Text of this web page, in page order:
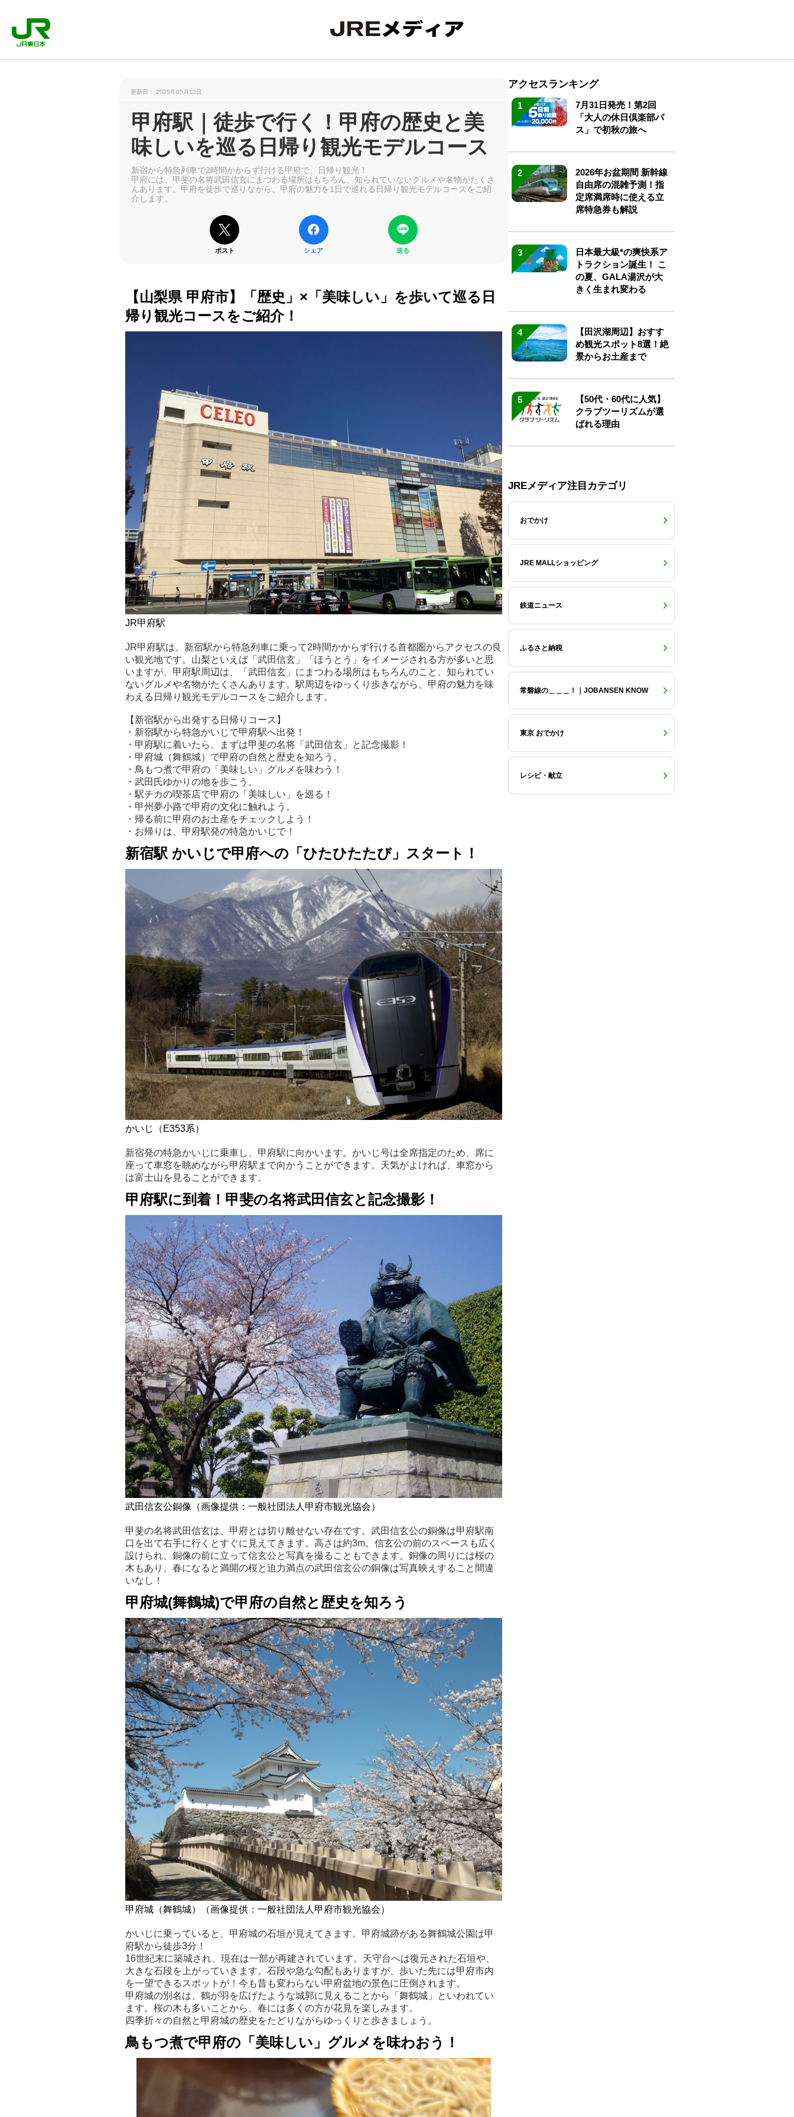
更新日： 2025年05月12日
甲府駅｜徒歩で行く！甲府の歴史と美
味しいを巡る日帰り観光モデルコース
新宿から特急列車で2時間かからず行ける甲府で、日帰り観光！
甲府には、甲斐の名将武田信玄にまつわる場所はもちろん、知られていないグルメや名物がたくさ
んあります。甲府を徒歩で巡りながら、甲府の魅力を1日で巡れる日帰り観光モデルコースをご紹
介します。
ポスト シェア 送る
【山梨県 甲府市】「歴史」×「美味しい」を歩いて巡る日
帰り観光コースをご紹介！
JR甲府駅
JR甲府駅は、新宿駅から特急列車に乗って2時間かからず行ける首都圏からアクセスの良
い観光地です。山梨といえば「武田信玄」「ほうとう」をイメージされる方が多いと思
いますが、甲府駅周辺は、「武田信玄」にまつわる場所はもちろんのこと、知られてい
ないグルメや名物がたくさんあります。駅周辺をゆっくり歩きながら、甲府の魅力を味
わえる日帰り観光モデルコースをご紹介します。
【新宿駅から出発する日帰りコース】
・新宿駅から特急かいじで甲府駅へ出発！
・甲府駅に着いたら、まずは甲斐の名将「武田信玄」と記念撮影！
・甲府城（舞鶴城）で甲府の自然と歴史を知ろう。
・鳥もつ煮で甲府の「美味しい」グルメを味わう！
・武田氏ゆかりの地を歩こう。
・駅チカの喫茶店で甲府の「美味しい」を巡る！
・甲州夢小路で甲府の文化に触れよう。
・帰る前に甲府のお土産をチェックしよう！
・お帰りは、甲府駅発の特急かいじで！
新宿駅 かいじで甲府への「ひたひたたび」スタート！
かいじ（E353系）
新宿発の特急かいじに乗車し、甲府駅に向かいます。かいじ号は全席指定のため、席に
座って車窓を眺めながら甲府駅まで向かうことができます。天気がよければ、車窓から
は富士山を見ることができます。
甲府駅に到着！甲斐の名将武田信玄と記念撮影！
武田信玄公銅像（画像提供：一般社団法人甲府市観光協会）
甲斐の名将武田信玄は、甲府とは切り離せない存在です。武田信玄公の銅像は甲府駅南
口を出て右手に行くとすぐに見えてきます。高さは約3m。信玄公の前のスペースも広く
設けられ、銅像の前に立って信玄公と写真を撮ることもできます。銅像の周りには桜の
木もあり、春になると満開の桜と迫力満点の武田信玄公の銅像は写真映えすること間違
いなし！
甲府城(舞鶴城)で甲府の自然と歴史を知ろう
甲府城（舞鶴城）（画像提供：一般社団法人甲府市観光協会）
かいじに乗っていると、甲府城の石垣が見えてきます。甲府城跡がある舞鶴城公園は甲
府駅から徒歩3分！
16世紀末に築城され、現在は一部が再建されています。天守台へは復元された石垣や、
大きな石段を上がっていきます。石段や急な勾配もありますが、歩いた先には甲府市内
を一望できるスポットが！今も昔も変わらない甲府盆地の景色に圧倒されます。
甲府城の別名は、鶴が羽を広げたような城郭に見えることから「舞鶴城」といわれてい
ます。桜の木も多いことから、春には多くの方が花見を楽しみます。
四季折々の自然と甲府城の歴史をたどりながらゆっくりと歩きましょう。
鳥もつ煮で甲府の「美味しい」グルメを味わおう！
アクセスランキング
1
7月31日発売！第2回
「大人の休日倶楽部パ
ス」で初秋の旅へ
2
2026年お盆期間 新幹線
自由席の混雑予測！指
定席満席時に使える立
席特急券も解説
3
日本最大級*の爽快系ア
トラクション誕生！ こ
の夏、GALA湯沢が大
きく生まれ変わる
4
【田沢湖周辺】おすす
め観光スポット8選！絶
景からお土産まで
5
【50代・60代に人気】
クラブツーリズムが選
ばれる理由
JREメディア注目カテゴリ
おでかけ
JRE MALLショッピング
鉄道ニュース
ふるさと納税
常磐線の＿＿＿！｜JOBANSEN KNOW
東京 おでかけ
レシピ・献立